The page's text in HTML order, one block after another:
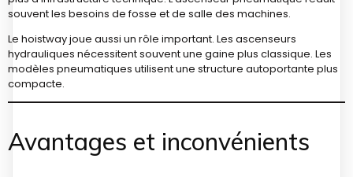
souvent les besoins de fosse et de salle des machines.
Le hoistway joue aussi un rôle important. Les ascenseurs
hydrauliques nécessitent souvent une gaine plus classique. Les
modèles pneumatiques utilisent une structure autoportante plus
compacte.
Avantages et inconvénients